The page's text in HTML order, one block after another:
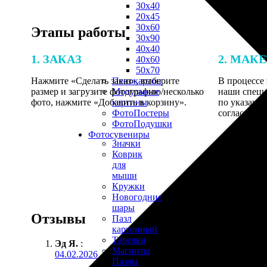
30х40
20х45
30х60
30х90
40х40
40х60
50х70
Пенокартон
Модульные
картины
ФотоПостеры
ФотоПодушки
Фотоcувениры
Значки
Коврик
для
мыши
Кружки
Новогодние
шары
Пазл
картонный
Тарелки
Магниты
Пазлы
Этапы работы
1. ЗАКАЗ
Нажмите «Сделать заказ», выберите
размер и загрузите фотографию/несколько
фото, нажмите «Добавить в корзину».
2.
В процессе
наши
по
Отзывы
Эд Я. :
04.02.2026